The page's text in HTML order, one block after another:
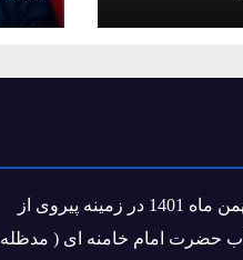
رسانه کمیل مدیا در بهمن ماه 1401 در زمینه پیروی از
حضرت امام خامنه ای ( مدظله